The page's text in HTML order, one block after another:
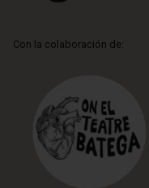
Con la colaboración de: